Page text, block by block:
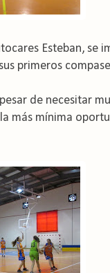
Esteban, se
primeros
de necesitar
más mínima